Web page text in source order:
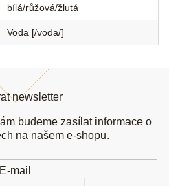
bílá/růžová/žlutá
Voda [/voda/]
newsletter
budeme zasílat informace o
na našem e-shopu.
E-mail